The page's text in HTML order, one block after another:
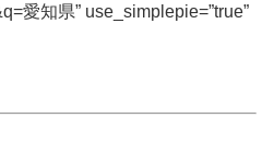
愛知県” use_simplepie=”true”